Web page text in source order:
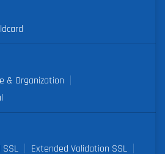
& Organization
Extended Validation SSL